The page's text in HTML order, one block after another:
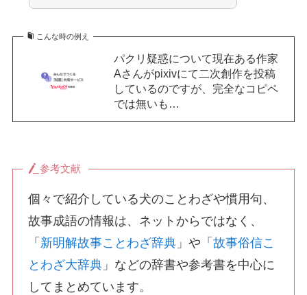
こんな時の例え
パクリ疑惑について現在ある作家
Aさんがpixivにて二次創作を投稿
しているのですが、完全なコピペ
では無いも…
参考文献
個々で紹介している犬のことわざや慣用句、
故事成語の情報は、ネットからではなく、
「 新明解故事ことわざ辞典 」や「故事俗信こ
とわざ大辞典 」などの辞書や参考書を中心に
してまとめています。